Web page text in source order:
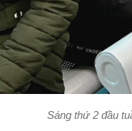
Sáng thứ 2 đầu